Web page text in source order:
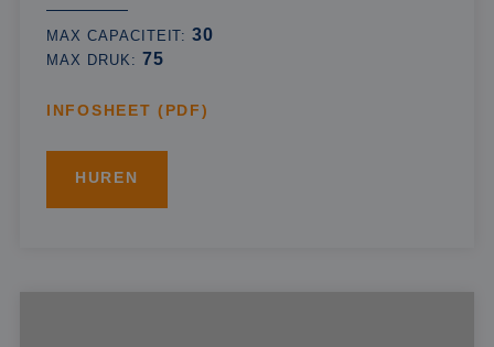
MAX CAPACITEIT:30
MAX DRUK: 75
INFOSHEET (PDF)
HUREN